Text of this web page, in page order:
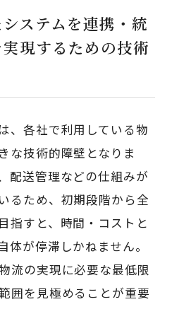
ステムを連携・統
現するための技術
、各社で利用している物
な技術的障壁となりま
配送管理などの仕組みが
るため、初期段階から全
指すと、時間・コストと
体が停滞しかねません。
流の実現に必要な最低限
囲を見極めることが重要